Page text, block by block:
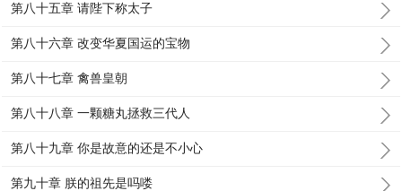
第八十五章 请陛下称太子
第八十六章 改变华夏国运的宝物
第八十七章 禽兽皇朝
第八十八章 一颗糖丸拯救三代人
第八十九章 你是故意的还是不小心
第九十章 朕的祖先是吗喽